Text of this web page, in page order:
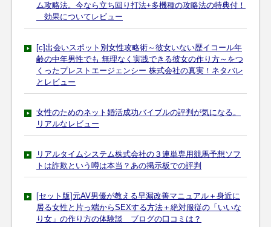
ム攻略法。今なら立ち回り打法+多機種の攻略法の特典付！
効果についてレビュー
[c]出会いスポット別女性攻略術～彼女いない歴イコール年
齢の中年男性でも 無理なく実践できる彼女の作り方～をつ
くったプレストエージェンシー 株式会社の真実！ネタバレ
とレビュー
女性のためのネット婚活成功バイブルの評判が気になる。
リアルなレビュー
リアルタイムシステム株式会社の３連単専用競馬予想ソフ
トは詐欺という噂は本当？あの掲示板での評判
[セット版]元AV男優が教える早漏改善マニュアル＋身近に
居る女性と片っ端からSEXする方法＋絶対服従の「いいな
り女」の作り方の体験談 ブログの口コミは？